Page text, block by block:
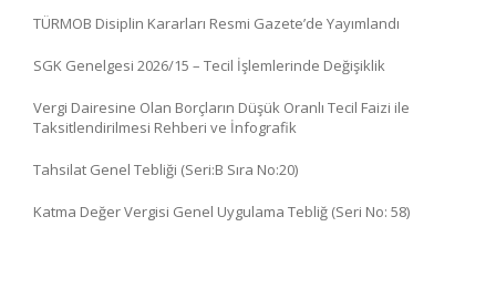
TÜRMOB Disiplin Kararları Resmi Gazete’de Yayımlandı
SGK Genelgesi 2026/15 – Tecil İşlemlerinde Değişiklik
Vergi Dairesine Olan Borçların Düşük Oranlı Tecil Faizi ile
Taksitlendirilmesi Rehberi ve İnfografik
Tahsilat Genel Tebliği (Seri:B Sıra No:20)
Katma Değer Vergisi Genel Uygulama Tebliğ (Seri No: 58)